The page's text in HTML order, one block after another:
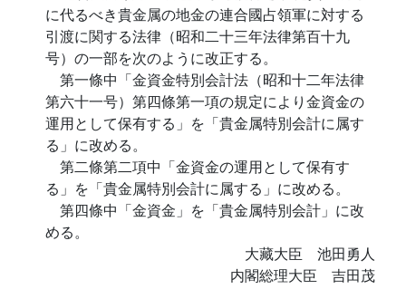
に代るべき貴金属の地金の連合國占領軍に対する
引渡に関する法律（昭和二十三年法律第百十九
号）の一部を次のように改正する。
第一條中「金資金特別会計法（昭和十二年法律
第六十一号）第四條第一項の規定により金資金の
運用として保有する」を「貴金属特別会計に属す
る」に改める。
第二條第二項中「金資金の運用として保有す
る」を「貴金属特別会計に属する」に改める。
第四條中「金資金」を「貴金属特別会計」に改
める。
大藏大臣 池田勇人
内閣総理大臣 吉田茂